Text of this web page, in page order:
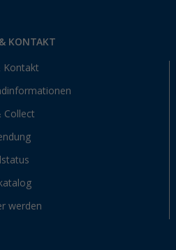
KONTAKT
Kontakt
Collect
werden